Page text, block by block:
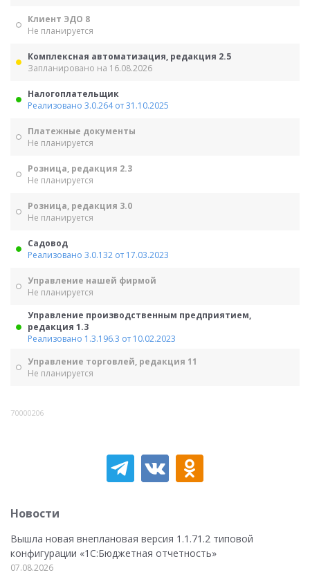
Клиент ЭДО 8
Не планируется
Комплексная автоматизация, редакция 2.5
Запланировано на 16.08.2026
Налогоплательщик
Реализовано 3.0.264 от 31.10.2025
Платежные документы
Не планируется
Розница, редакция 2.3
Не планируется
Розница, редакция 3.0
Не планируется
Садовод
Реализовано 3.0.132 от 17.03.2023
Управление нашей фирмой
Не планируется
Управление производственным предприятием,
редакция 1.3
Реализовано 1.3.196.3 от 10.02.2023
Управление торговлей, редакция 11
Не планируется
70000206
Новости
Вышла новая внеплановая версия 1.1.71.2 типовой
конфигурации «1C:Бюджетная отчетность»
07.08.2026